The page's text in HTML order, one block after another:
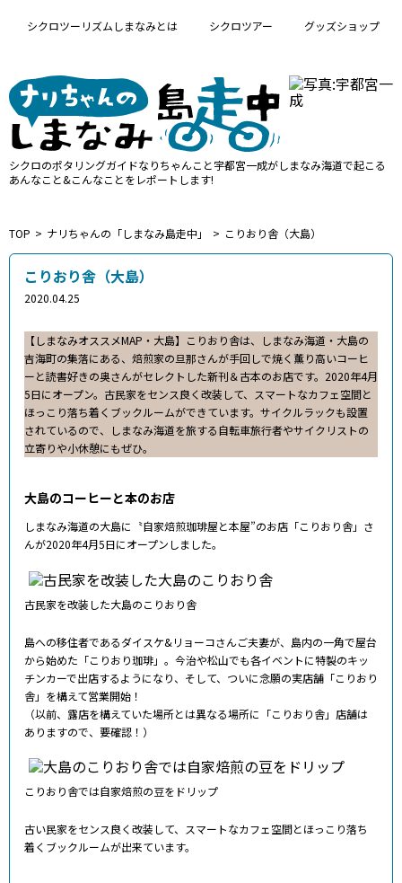
シクロツーリズムしまなみとは シクロツアー グッズショップ
シクロのポタリングガイドなりちゃんこと宇都宮一成がしまなみ海道で起こる
あんなこと&こんなことをレポートします!
TOP ナリちゃんの「しまなみ島走中」 こりおり舎（大島）
こりおり舎（大島）
2020.04.25
【しまなみオススメMAP・大島】こりおり舎は、しまなみ海道・大島の
吉海町の集落にある、焙煎家の旦那さんが手回しで焼く薫り高いコーヒ
ーと読書好きの奥さんがセレクトした新刊＆古本のお店です。2020年4月
5日にオープン。古民家をセンス良く改装して、スマートなカフェ空間と
ほっこり落ち着くブックルームができています。サイクルラックも設置
されているので、しまなみ海道を旅する自転車旅行者やサイクリストの
立寄りや小休憩にもぜひ。
大島のコーヒーと本のお店
しまなみ海道の大島に〝自家焙煎珈琲屋と本屋”のお店「こりおり舎」さ
んが2020年4月5日にオープンしました。
古民家を改装した大島のこりおり舎
島への移住者であるダイスケ&リョーコさんご夫妻が、島内の一角で屋台
から始めた「こりおり珈琲」。今治や松山でも各イベントに特製のキッ
チンカーで出店するようになり、そして、ついに念願の実店舗「こりおり
舎」を構えて営業開始！
（以前、露店を構えていた場所とは異なる場所に「こりおり舎」店舗は
ありますので、要確認！）
こりおり舎では自家焙煎の豆をドリップ
古い民家をセンス良く改装して、スマートなカフェ空間とほっこり落ち
着くブックルームが出来ています。